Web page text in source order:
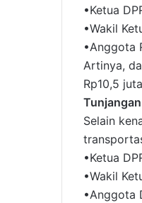
•Ketua
•Wakil
•Anggota
Artinya,
Rp10,5
Selain
•Ketua
•Wakil
•Anggota